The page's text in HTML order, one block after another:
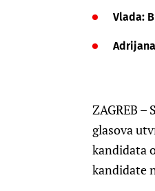
Vlada:
ZAGREB
glasova
kandidata
kandidate